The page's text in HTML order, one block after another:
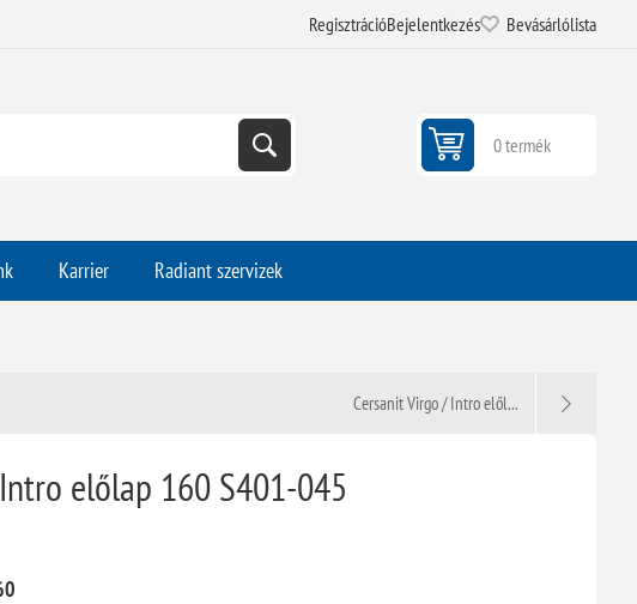
RegisztrációBejelentkezés Bevásárlólista
0 termék
Karrier Radiant szervizek
Cersanit Virgo / Intro elől...
előlap 160 S401-045